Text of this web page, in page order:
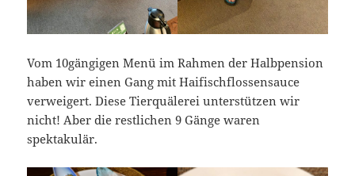
Vom 10gängigen Menü im Rahmen der Halbpension
haben wir einen Gang mit Haifischflossensauce
verweigert. Diese Tierquälerei unterstützen wir
nicht! Aber die restlichen 9 Gänge waren
spektakulär.